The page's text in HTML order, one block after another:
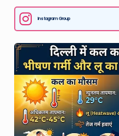
t
e
st
W
e
a
t
Instagram Group